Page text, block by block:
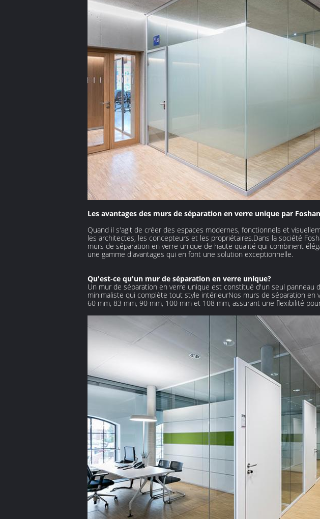
Les avantages des murs de séparation en verre unique par
Quand il s'agit de créer des espaces modernes, fonctionnels et
les architectes, les concepteurs et les propriétaires.Dans la société
murs de séparation en verre unique de haute qualité qui combinent
une gamme d'avantages qui en font une solution exceptionnelle.
Qu'est-ce qu'un mur de séparation en verre unique?
Un mur de séparation en verre unique est constitué d'un seul
minimaliste qui complète tout style intérieurNos murs de séparation
60 mm, 83 mm, 90 mm, 100 mm et 108 mm, assurant une flexibilité